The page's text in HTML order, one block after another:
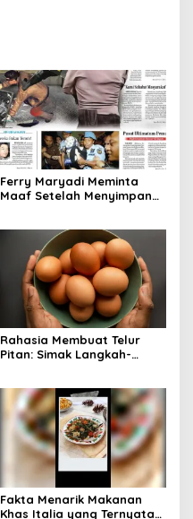
Ferry Maryadi Meminta
Maaf Setelah Menyimpan
Rahasia Membuat Telur
Pitan: Simak Langkah-
Fakta Menarik Makanan
Khas Italia yang Ternyata